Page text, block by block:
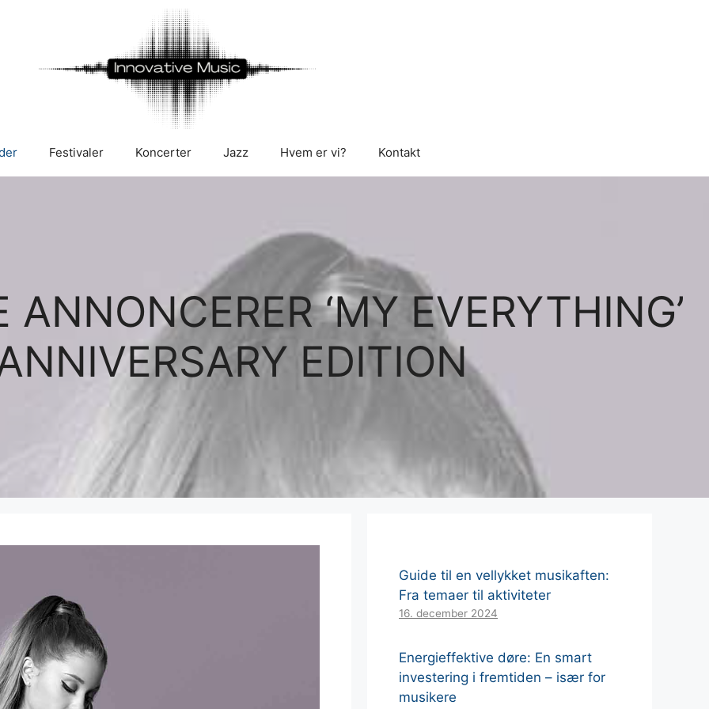
Festivaler Koncerter Jazz Hvem er vi? Kontakt
‘MY EVERYTHING’
EDITION
Guide til en vellykket musikaften:
Fra temaer til aktiviteter
16. december 2024
Energieffektive døre: En smart
investering i fremtiden – især for
musikere